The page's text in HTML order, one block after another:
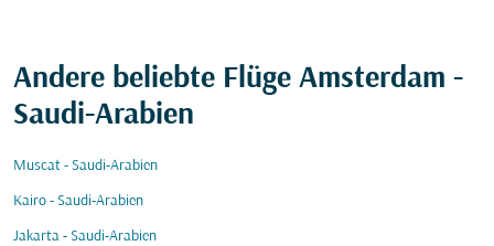
Andere beliebte Flüge Amsterdam -
Saudi-Arabien
Muscat - Saudi-Arabien
Kairo - Saudi-Arabien
Jakarta - Saudi-Arabien